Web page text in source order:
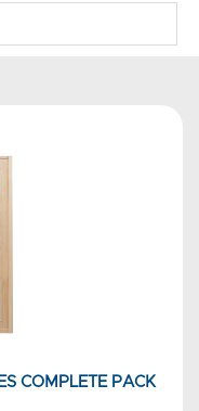
COMPLETE PACK